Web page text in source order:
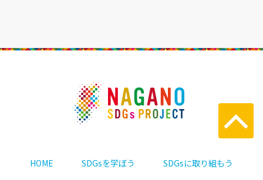
HOME SDGsを学ぼう SDGsに取り組もう